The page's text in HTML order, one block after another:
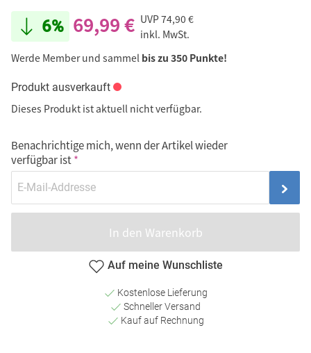
6% 69,99 € UVP74,90 €
inkl. MwSt.
Werde Member und sammel bis zu 350 Punkte!
Produkt ausverkauft
Dieses Produkt ist aktuell nicht verfügbar.
Benachrichtige mich, wenn der Artikel wieder
verfügbar ist
In den Warenkorb
Auf meine Wunschliste
Kostenlose Lieferung
Schneller Versand
Kauf auf Rechnung